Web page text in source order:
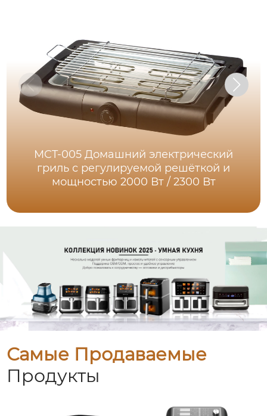
MCT-005 Домашний электрический
гриль с регулируемой решёткой и
мощностью 2000 Вт / 2300 Вт
Самые Продаваемые
Продукты